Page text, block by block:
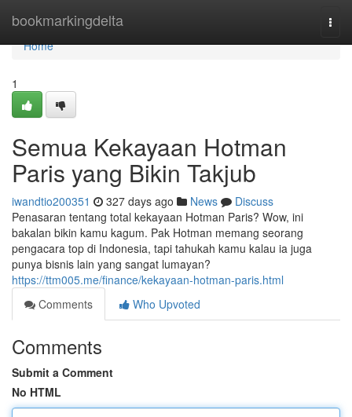
bookmarkingdelta
Home
Home
1
Semua Kekayaan Hotman
Paris yang Bikin Takjub
iwandtio200351 327 days ago News
Discuss
Penasaran tentang total kekayaan Hotman Paris? Wow, ini
bakalan bikin kamu kagum. Pak Hotman memang seorang
pengacara top di Indonesia, tapi tahukah kamu kalau ia juga
punya bisnis lain yang sangat lumayan?
https://ttm005.me/finance/kekayaan-hotman-paris.html
Comments
Who Upvoted
Comments
Submit a Comment
No HTML